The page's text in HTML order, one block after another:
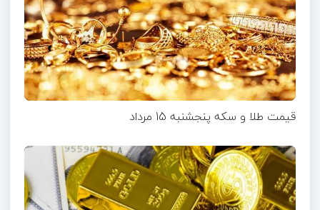
قیمت طلا و سکه پنجشنبه 15 مرداد